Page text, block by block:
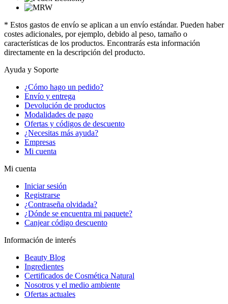
* Estos gastos de envío se aplican a un envío estándar. Pueden haber
costes adicionales, por ejemplo, debido al peso, tamaño o
características de los productos. Encontrarás esta información
directamente en la descripción del producto.
Ayuda y Soporte
¿Cómo hago un pedido?
Envío y entrega
Devolución de productos
Modalidades de pago
Ofertas y códigos de descuento
¿Necesitas más ayuda?
Empresas
Mi cuenta
Mi cuenta
Iniciar sesión
Registrarse
¿Contraseña olvidada?
¿Dónde se encuentra mi paquete?
Canjear código descuento
Información de interés
Beauty Blog
Ingredientes
Certificados de Cosmética Natural
Nosotros y el medio ambiente
Ofertas actuales